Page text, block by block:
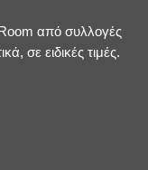
από συλλογές
σε ειδικές τιμές.